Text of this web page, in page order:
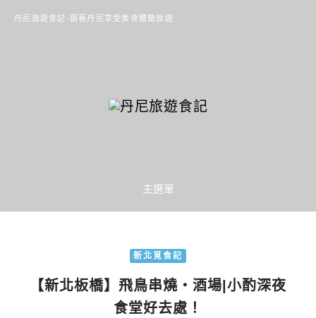
丹尼旅遊食記-跟著丹尼享受美食體驗旅遊
主選單
新北覓食記
【新北板橋】飛鳥串燒‧酒場|小酌深夜
食堂好去處！